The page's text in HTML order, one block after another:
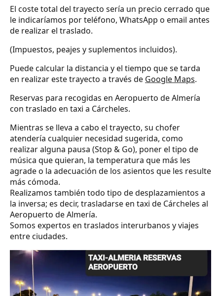
El coste total del trayecto sería un precio cerrado que
le indicaríamos por teléfono, WhatsApp o email antes
de realizar el traslado.
(Impuestos, peajes y suplementos incluidos).
Puede calcular la distancia y el tiempo que se tarda
en realizar este trayecto a través de Google Maps.
Reservas para recogidas en Aeropuerto de Almería
con traslado en taxi a Cárcheles.
Mientras se lleva a cabo el trayecto, su chofer
atendería cualquier necesidad sugerida, como
realizar alguna pausa (Stop & Go), poner el tipo de
música que quieran, la temperatura que más les
agrade o la adecuación de los asientos que les resulte
más cómoda.
Realizamos también todo tipo de desplazamientos a
la inversa; es decir, trasladarse en taxi de Cárcheles al
Aeropuerto de Almería.
Somos expertos en traslados interurbanos y viajes
entre ciudades.